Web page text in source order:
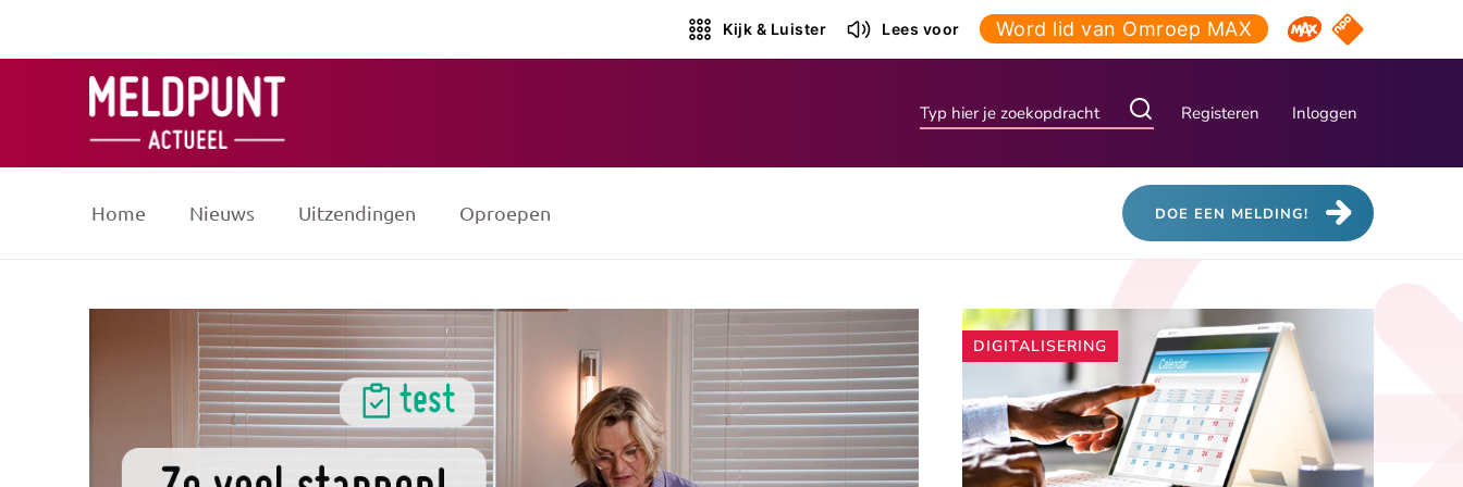
Kijk & Luister Lees voor Word lid van Omroep MAX Omroep MAX
NPO Start
Registeren Inloggen
Home Nieuws Uitzendingen Oproepen DOE EEN MELDING!
Andere
artikelen
DIGITALISERING